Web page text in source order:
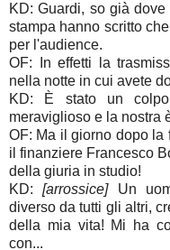
KD: Guardi, so già
stampa hanno scritto
per l'audience.
OF: In effetti la
nella notte in cui avete
KD: È stato un
meraviglioso e la nostra
OF: Ma il giorno dopo la
il finanziere Francesco
della giuria in studio!
KD:[arrossice]Un
diverso da tutti gli altri,
della mia vita! Mi ha
con...